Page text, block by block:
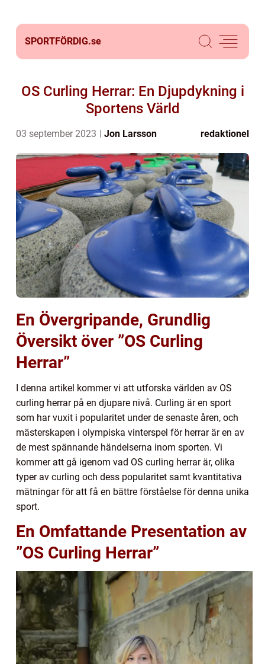
SPORTFÖRDIG.se
OS Curling Herrar: En Djupdykning i
Sportens Värld
03 september 2023 Jon Larsson redaktionel
En Övergripande, Grundlig
Översikt över ”OS Curling
Herrar”
I denna artikel kommer vi att utforska världen av OS
curling herrar på en djupare nivå. Curling är en sport
som har vuxit i popularitet under de senaste åren, och
mästerskapen i olympiska vinterspel för herrar är en av
de mest spännande händelserna inom sporten. Vi
kommer att gå igenom vad OS curling herrar är, olika
typer av curling och dess popularitet samt kvantitativa
mätningar för att få en bättre förståelse för denna unika
sport.
En Omfattande Presentation av
”OS Curling Herrar”